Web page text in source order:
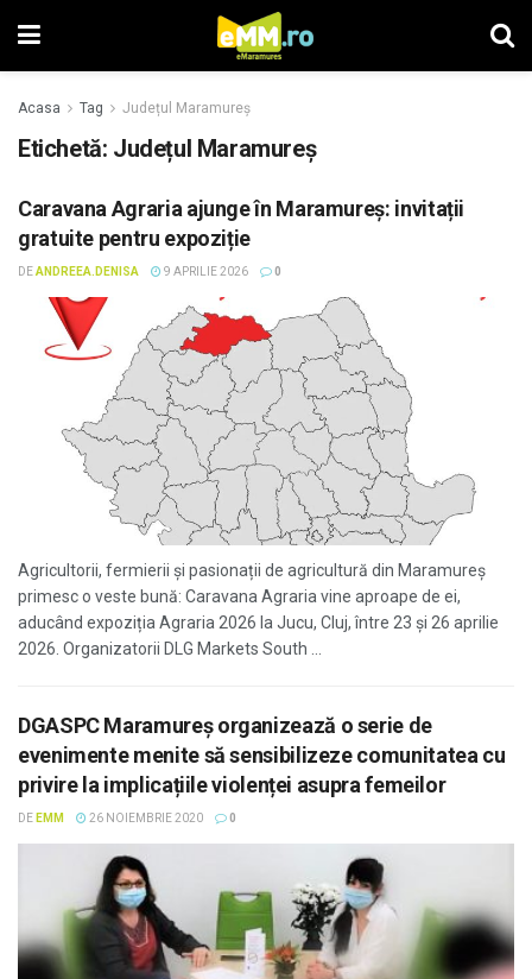
Acasa Tag Județul Maramureș
Etichetă: Județul Maramureș
Caravana Agraria ajunge în Maramureș: invitații
gratuite pentru expoziție
DEANDREEA.DENISA 9 APRILIE 2026 0
Agricultorii, fermierii și pasionații de agricultură din Maramureș
primesc o veste bună: Caravana Agraria vine aproape de ei,
aducând expoziția Agraria 2026 la Jucu, Cluj, între 23 și 26 aprilie
2026. Organizatorii DLG Markets South ...
DGASPC Maramureș organizează o serie de
evenimente menite să sensibilizeze comunitatea cu
privire la implicațiile violenței asupra femeilor
DE EMM 26 NOIEMBRIE 2020 0